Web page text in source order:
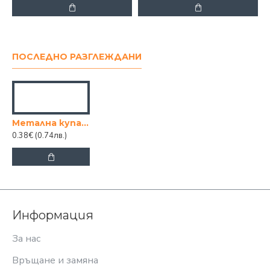
ПОСЛЕДНО РАЗГЛЕЖДАНИ
Метална купа 16см.
0.38€ (0.74лв.)
Информация
За нас
Връщане и замяна